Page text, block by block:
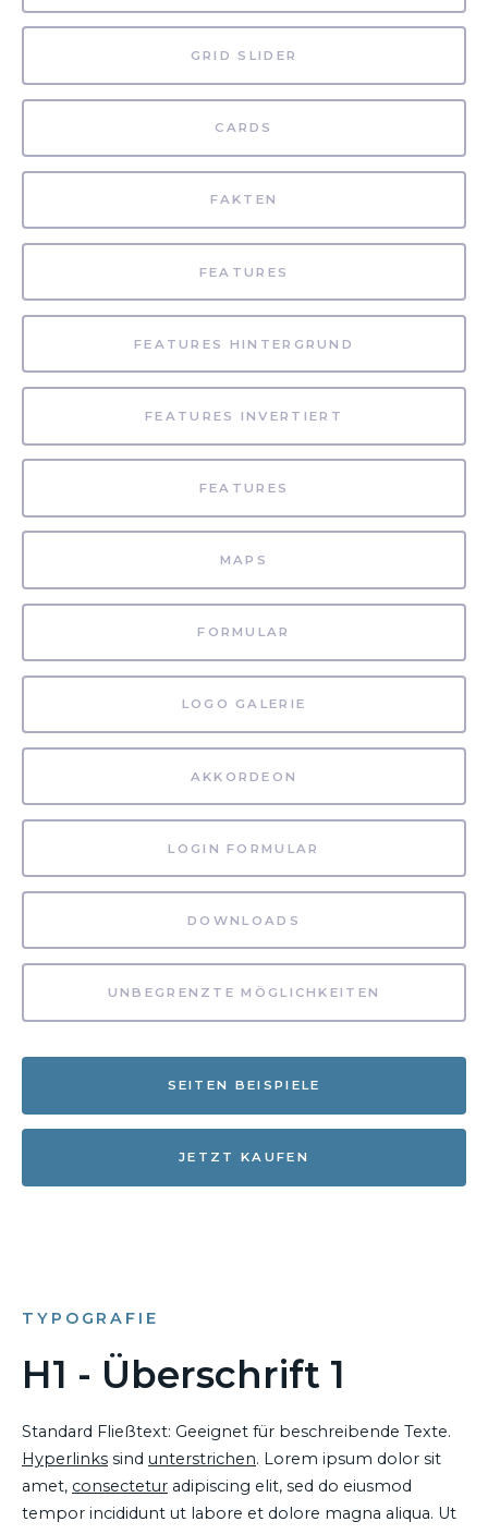
GRID SLIDER
CARDS
FAKTEN
FEATURES
FEATURES HINTERGRUND
FEATURES INVERTIERT
FEATURES
MAPS
FORMULAR
LOGO GALERIE
AKKORDEON
LOGIN FORMULAR
DOWNLOADS
UNBEGRENZTE MÖGLICHKEITEN
SEITEN BEISPIELE
JETZT KAUFEN
TYPOGRAFIE
H1 - Überschrift 1
Standard Fließtext: Geeignet für beschreibende Texte.
Hyperlinks sind unterstrichen. Lorem ipsum dolor sit
amet, consectetur adipiscing elit, sed do eiusmod
tempor incididunt ut labore et dolore magna aliqua. Ut